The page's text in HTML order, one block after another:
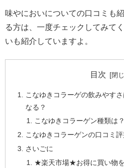
味やにおいについての口コミも
る方は、一度チェックしてみて
いも紹介していますよ。
目次
こなゆきコラーゲの飲みやす
なる？
こなゆきコラーゲン種類は
こなゆきコラーゲンの口コミ評
さいごに
★楽天市場★お得に買い物